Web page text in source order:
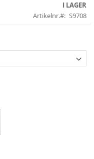
I LAGER
Artikelnr.
S9708